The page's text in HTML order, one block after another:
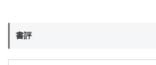
書評